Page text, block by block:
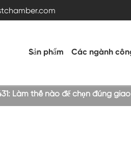
Sản phẩm Các ngành
Làm thế nào để chọn đúng